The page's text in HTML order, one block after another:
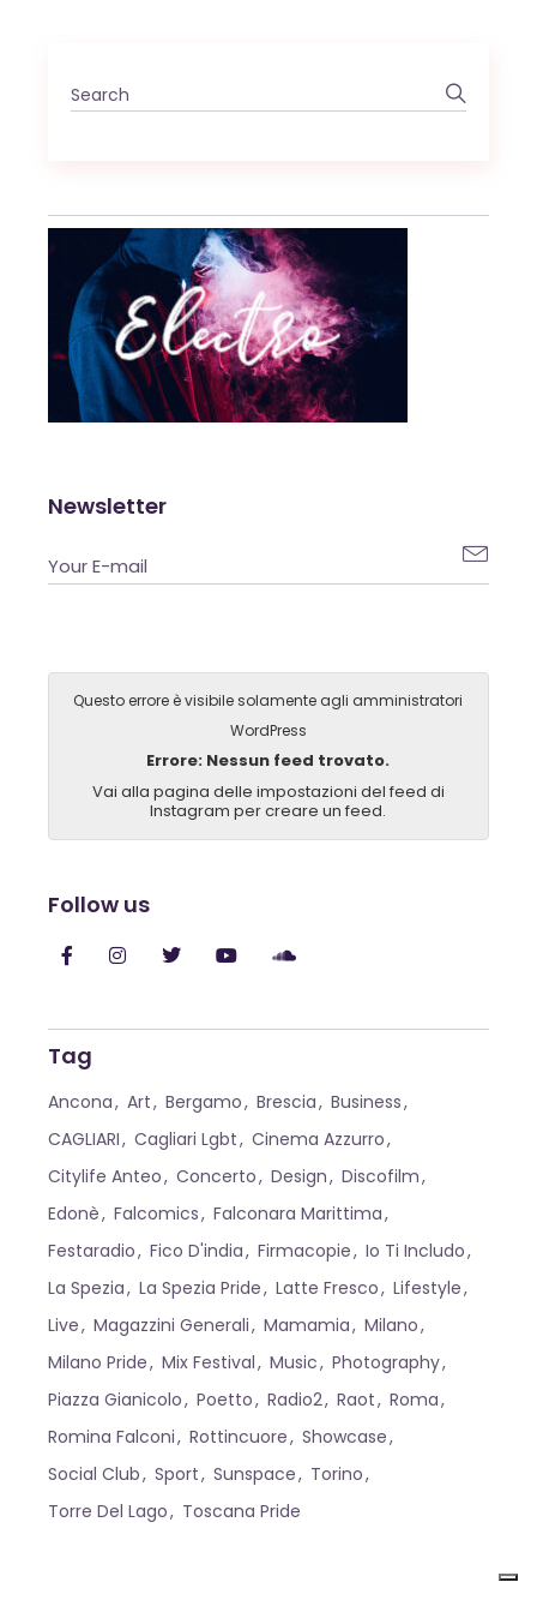
Newsletter

Questo errore è visibile solamente agli amministratori
WordPress
Errore: Nessun feed trovato.
Vai alla pagina delle impostazioni del feed di
Instagram per creare un feed.
Follow us
Tag
Ancona Art Bergamo Brescia
Business
CAGLIARI
Cagliari Lgbt
Cinema Azzurro
Citylife Anteo
Concerto Design
Discofilm
Edonè
Falcomics
Falconara Marittima
Festaradio
Fico D'india Firmacopie
Io Ti Includo
La Spezia
La Spezia Pride Latte Fresco
Lifestyle
Live
Magazzini Generali Mamamia
Milano
Milano Pride
Mix Festival Music
Photography
Piazza Gianicolo
Poetto Radio2 Raot
Roma
Romina Falconi
Rottincuore
Showcase
Social Club
Sport Sunspace
Torino
Torre Del Lago
Toscana Pride